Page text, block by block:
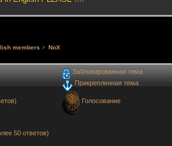
members > NoX
50 ответов)
Заблокированная тема
Прикрепленная тема
Голосование